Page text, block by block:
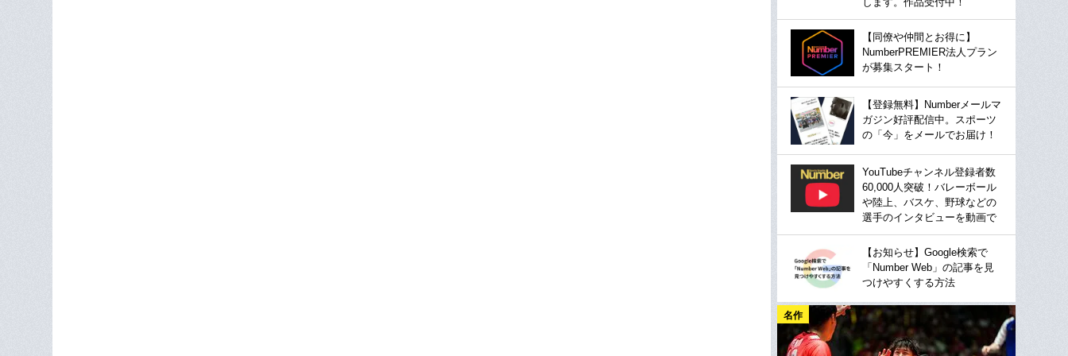
【同僚や仲間とお得に】
NumberPREMIER法人プラン
が募集スタート！
【登録無料】Numberメールマ
ガジン好評配信中。スポーツ
の「今」をメールでお届け！
YouTubeチャンネル登録者数
60,000人突破！バレーボール
や陸上、バスケ、野球などの
選手のインタビューを動画で
【お知らせ】Google検索で
「Number Web」の記事を見
つけやすくする方法
名作